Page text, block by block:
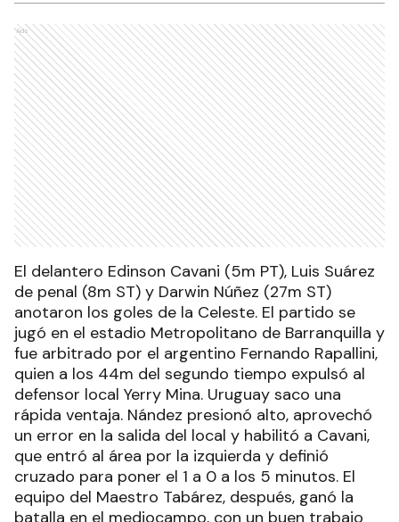
Ads
El delantero Edinson Cavani (5m PT), Luis Suárez
de penal (8m ST) y Darwin Núñez (27m ST)
anotaron los goles de la Celeste. El partido se
jugó en el estadio Metropolitano de Barranquilla y
fue arbitrado por el argentino Fernando Rapallini,
quien a los 44m del segundo tiempo expulsó al
defensor local Yerry Mina. Uruguay saco una
rápida ventaja. Nández presionó alto, aprovechó
un error en la salida del local y habilitó a Cavani,
que entró al área por la izquierda y definió
cruzado para poner el 1 a 0 a los 5 minutos. El
equipo del Maestro Tabárez, después, ganó la